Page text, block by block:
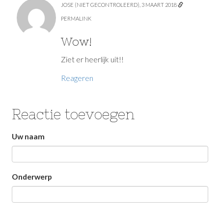
JOSE (NIET GECONTROLEERD) 3 MAART 2018
PERMALINK
Wow!
Ziet er heerlijk uit!!
Reageren
Reactie toevoegen
Laat
dit
veld
leeg
Uw naam
Onderwerp